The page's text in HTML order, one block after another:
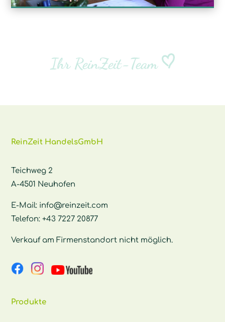
Ihr ReinZeit-Team
ReinZeit HandelsGmbH
Teichweg 2
A-4501 Neuhofen
E-Mail: info@reinzeit.com
Telefon:+43 7227 20877
Verkauf am Firmenstandort nicht möglich.
Produkte